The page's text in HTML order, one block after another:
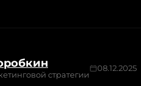
стратегии
08.12.2025